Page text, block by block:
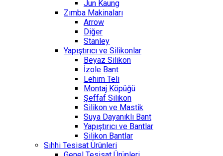
Jun Kaung
Zımba Makinaları
Arrow
Diğer
Stanley
Yapıştırıcı ve Silikonlar
Beyaz Silikon
İzole Bant
Lehim Teli
Montaj Köpüğü
Şeffaf Silikon
Silikon ve Mastik
Suya Dayanıklı Bant
Yapıştırıcı ve Bantlar
Silikon Bantlar
Sıhhi Tesisat Ürünleri